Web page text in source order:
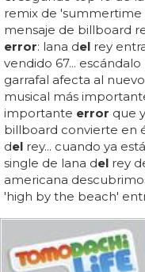
remix de 'summertime
mensaje de billboard
error: lana del rey
vendido 67...
garrafal afecta al
musical más
importante error que
billboard convierte en
del rey... cuando ya
single de lana del rey
americana
'high by the beach'